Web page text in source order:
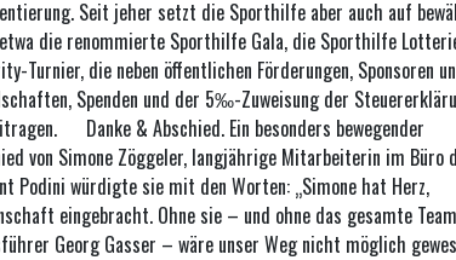
Seit jeher setzt die Sporthilfe aber auch auf
die renommierte Sporthilfe Gala, die Sporthilfe
Turnier, die neben öffentlichen Förderungen, Sponsoren
Spenden und der 5‰-Zuweisung der
Danke & Abschied. Ein besonders bewegender
von Simone Zöggeler, langjährige Mitarbeiterin im Büro
Podini würdigte sie mit den Worten: „Simone hat Herz,
eingebracht. Ohne sie – und ohne das gesamte Team
Georg Gasser – wäre unser Weg nicht möglich